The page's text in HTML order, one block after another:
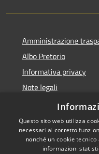
Amministrazione
Albo Pretorio
Informativa privacy
Note legali
Dichiarazione di
Questo sito web utilizza
necessari al corretto
nonché un cookie
informazioni